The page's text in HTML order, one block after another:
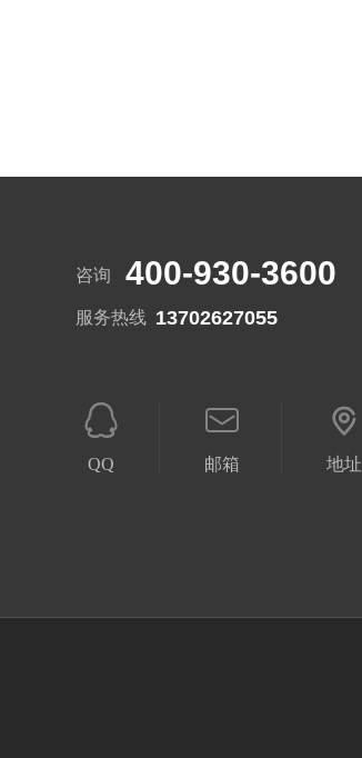
咨询 400-930-3600
服务热线 13702627055
QQ 邮箱 地址